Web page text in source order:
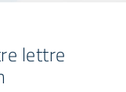
lettre